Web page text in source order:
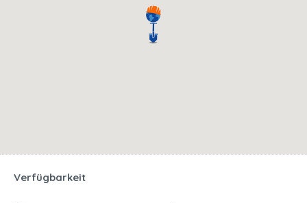
Verfügbarkeit